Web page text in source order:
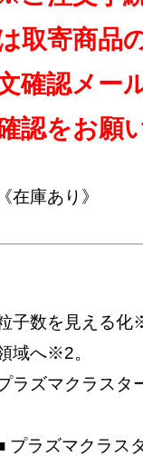
取寄商品
確認メー
認をお願
《在庫あり》
子数を見える化
域へ※2。
ラズマクラスタ
プラズマクラス